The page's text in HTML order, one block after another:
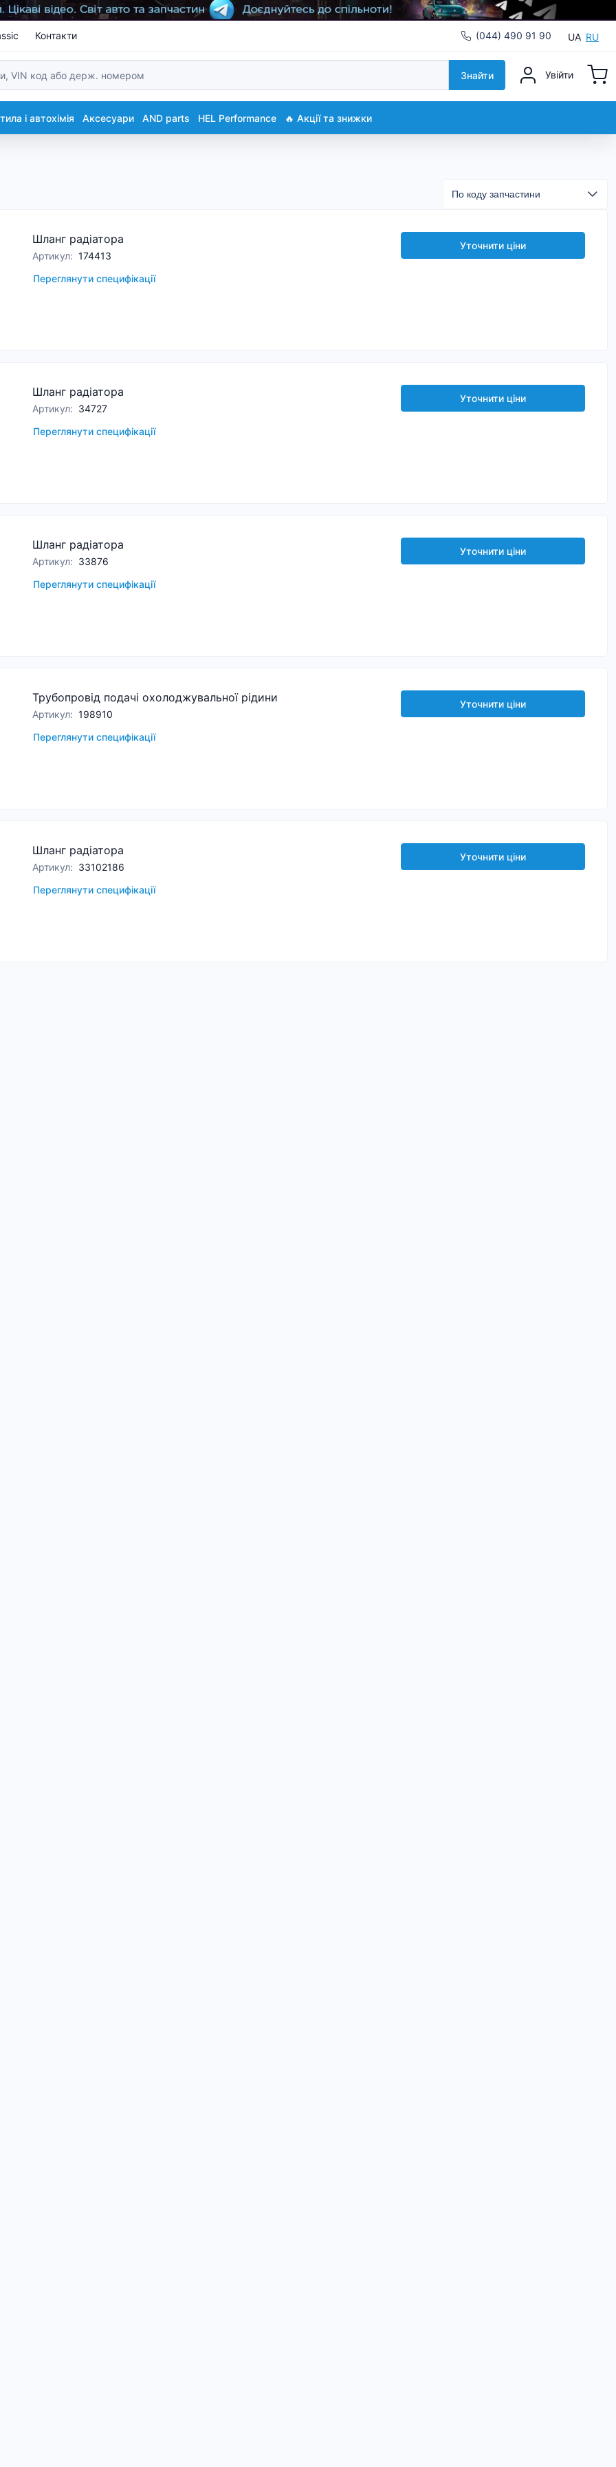
Контакти (044) 490 91 90 UA RU
Знайти Увійти
і автохімія Аксесуари AND parts HEL Performance 🔥 Акції та знижки
Шланг радіатора
Артикул: 174413
Переглянути специфікації
Уточнити ціни
Шланг радіатора
Артикул: 34727
Переглянути специфікації
Уточнити ціни
Шланг радіатора
Артикул: 33876
Переглянути специфікації
Уточнити ціни
Трубопровід подачі охолоджувальної рідини
Артикул: 198910
Переглянути специфікації
Уточнити ціни
Шланг радіатора
Артикул: 33102186
Переглянути специфікації
Уточнити ціни